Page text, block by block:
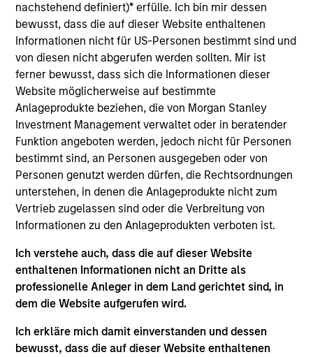
nachstehend definiert)* erfülle. Ich bin mir dessen
bewusst, dass die auf dieser Website enthaltenen
Informationen nicht für US-Personen bestimmt sind und
von diesen nicht abgerufen werden sollten. Mir ist
ferner bewusst, dass sich die Informationen dieser
Website möglicherweise auf bestimmte
Anlageprodukte beziehen, die von Morgan Stanley
Investment Management verwaltet oder in beratender
Funktion angeboten werden, jedoch nicht für Personen
bestimmt sind, an Personen ausgegeben oder von
Personen genutzt werden dürfen, die Rechtsordnungen
unterstehen, in denen die Anlageprodukte nicht zum
Vertrieb zugelassen sind oder die Verbreitung von
Informationen zu den Anlageprodukten verboten ist.
Ich verstehe auch, dass die auf dieser Website
enthaltenen Informationen nicht an Dritte als
professionelle Anleger in dem Land gerichtet sind, in
dem die Website aufgerufen wird.
Ich erkläre mich damit einverstanden und dessen
bewusst, dass die auf dieser Website enthaltenen
Solutions at MSIM, the investment management
arm of Morgan Stanley. She specialises in
sustainability-related products across public and
private markets and the use of ESG tools and
methodologies to achieve such strategies. Sofia
also analyses sustainability regulations and label
requirements to ensure sustainability-related
product integrity and credibility. Other focus areas
include ESG-related investment due diligence,
developing sustainability marketing and positioning,
stewardship reporting, thought leadership and
training.
Sofia was previously a private equity and real
experience in M&A, integration and institutional
client business development. She started her
career as a PWM Fixed Income Sales & Trading
Analyst in Morgan Stanley. Sofia has worked at the
Firm's New York and Hong Kong offices and is
currently based in London.